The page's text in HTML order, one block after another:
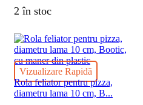
2 în stoc
Vizualizare Rapidă
Rola feliator pentru pizza,
diametru lama 10 cm, B...